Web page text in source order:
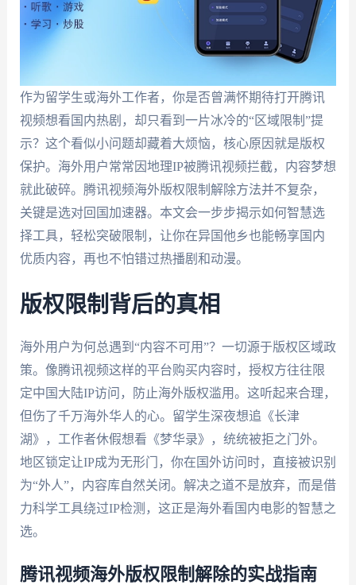
作为留学生或海外工作者，你是否曾满怀期待打开腾讯
视频想看国内热剧，却只看到一片冰冷的“区域限制”提
示？这个看似小问题却藏着大烦恼，核心原因就是版权
保护。海外用户常常因地理IP被腾讯视频拦截，内容梦想
就此破碎。腾讯视频海外版权限制解除方法并不复杂，
关键是选对回国加速器。本文会一步步揭示如何智慧选
择工具，轻松突破限制，让你在异国他乡也能畅享国内
优质内容，再也不怕错过热播剧和动漫。
版权限制背后的真相
海外用户为何总遇到“内容不可用”？一切源于版权区域政
策。像腾讯视频这样的平台购买内容时，授权方往往限
定中国大陆IP访问，防止海外版权滥用。这听起来合理，
但伤了千万海外华人的心。留学生深夜想追《长津
湖》，工作者休假想看《梦华录》，统统被拒之门外。
地区锁定让IP成为无形门，你在国外访问时，直接被识别
为“外人”，内容库自然关闭。解决之道不是放弃，而是借
力科学工具绕过IP检测，这正是海外看国内电影的智慧之
选。
腾讯视频海外版权限制解除的实战指南